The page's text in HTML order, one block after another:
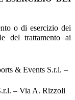
o di esercizio dei
del trattamento ai
& Events S.r.l. –
– Via A. Rizzoli